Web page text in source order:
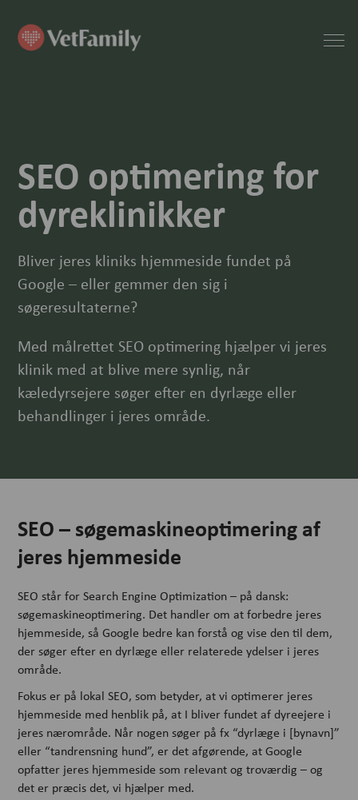
SEO optimering for
dyreklinikker
Bliver jeres kliniks hjemmeside fundet på
Google – eller gemmer den sig i
søgeresultaterne?
Med målrettet SEO optimering hjælper vi jeres
klinik med at blive mere synlig, når
kæledyrsejere søger efter en dyrlæge eller
behandlinger i jeres område.
SEO – søgemaskineoptimering af
jeres hjemmeside
SEO står for Search Engine Optimization – på dansk:
søgemaskineoptimering. Det handler om at forbedre jeres
hjemmeside, så Google bedre kan forstå og vise den til dem,
der søger efter en dyrlæge eller relaterede ydelser i jeres
område.
Fokus er på lokal SEO, som betyder, at vi optimerer jeres
hjemmeside med henblik på, at I bliver fundet af dyreejere i
jeres nærområde. Når nogen søger på fx “dyrlæge i [bynavn]”
eller “tandrensning hund”, er det afgørende, at Google
opfatter jeres hjemmeside som relevant og troværdig – og
det er præcis det, vi hjælper med.